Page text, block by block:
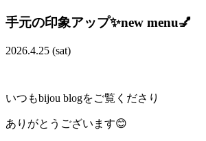
手元の印象アップ✨new menu💅
2026.4.25 (sat)
いつもbijou blogをご覧くださり
ありがとうございます😊